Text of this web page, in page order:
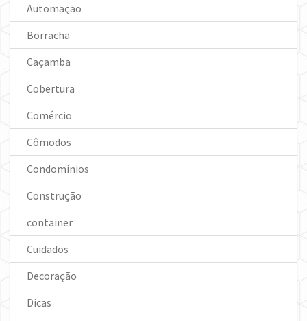
Automação
Borracha
Caçamba
Cobertura
Comércio
Cômodos
Condomínios
Construção
container
Cuidados
Decoração
Dicas